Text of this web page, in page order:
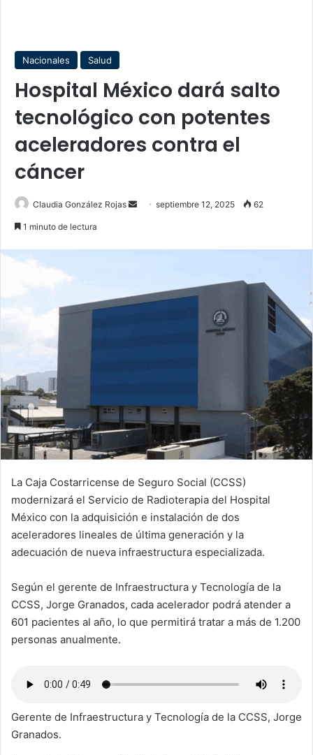
Nacionales Salud
Hospital México dará salto
tecnológico con potentes
aceleradores contra el
cáncer
Claudia González Rojas
Sendseptiembre 12, 2025 62
1 minuto de lectura
La Caja Costarricense de Seguro Social (CCSS)
modernizará el Servicio de Radioterapia del Hospital
México con la adquisición e instalación de dos
aceleradores lineales de última generación y la
adecuación de nueva infraestructura especializada.
Según el gerente de Infraestructura y Tecnología de la
CCSS, Jorge Granados, cada acelerador podrá atender a
601 pacientes al año, lo que permitirá tratar a más de 1.200
personas anualmente.
Gerente de Infraestructura y Tecnología de la CCSS, Jorge
Granados.